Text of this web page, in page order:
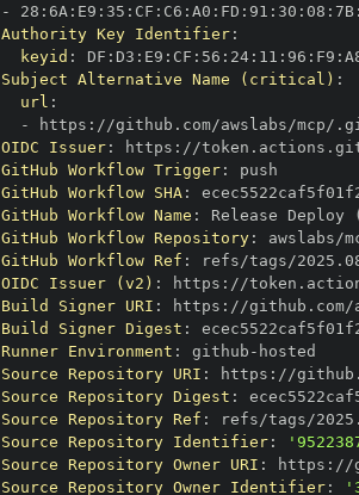
-
28 : 6A : E9 : 35 : CF : C6 : A0 : FD : 91 : 30 : 08 : 7B:
Authority Key Identifier:
keyid : DF : D3 : E9 : CF : 56 : 24: 11 : 96 : F9 :
Subject Alternative Name (critical) :
url :
-
https :
OIDC Issuer: https :
GitHub Workflow Trigger:
GitHub Workflow SHA:
GitHub Workflow Name :
GitHub Workflow Repository:
GitHub Workflow Ref :
OIDC Issuer (v2) : https :
Build Signer URI : https :
Build Signer Digest :
Runner Environment : github -
Source Repository URI : https :
Source Repository Digest :
Source Repository Ref :
Source Repository Identifier:
Source Repository Owner URI : https :
Source Repository Owner Identifier: